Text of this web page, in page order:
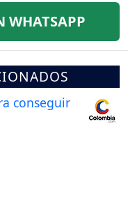
WHATSAPP